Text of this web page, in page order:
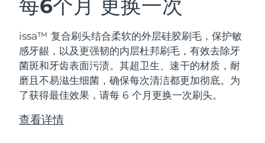
每6个月 更换一次
issa™ 复合刷头结合柔软的外层硅胶刷毛，保护敏
感牙龈，以及更强韧的内层杜邦刷毛，有效去除牙
菌斑和牙齿表面污渍。其超卫生、速干的材质，耐
磨且不易滋生细菌，确保每次清洁都更加彻底。为
了获得最佳效果，请每 6 个月更换一次刷头。
查看详情